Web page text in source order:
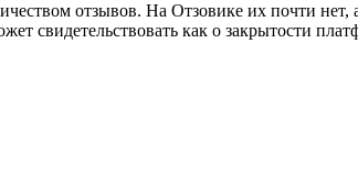
отзывов. На Отзовике их почти нет,
свидетельствовать как о закрытости